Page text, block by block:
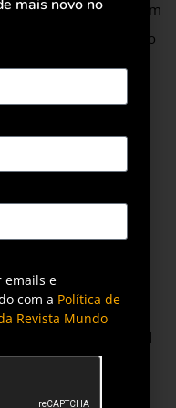
e armazena em um
da NHS, Fabio
instalados um Quad
e um banco de
na Ephira, foram
mais novo no
emails e
com a Política de
Revista Mundo